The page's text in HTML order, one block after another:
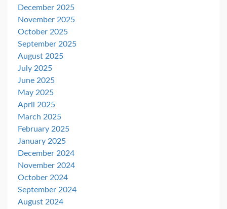
December 2025
November 2025
October 2025
September 2025
August 2025
July 2025
June 2025
May 2025
April 2025
March 2025
February 2025
January 2025
December 2024
November 2024
October 2024
September 2024
August 2024